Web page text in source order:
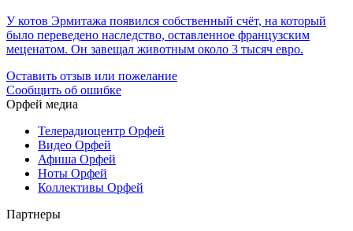
У котов Эрмитажа появился собственный счёт, на который
было переведено наследство, оставленное французским
меценатом. Он завещал животным около 3 тысяч евро.
Оставить отзыв или пожелание
Сообщить об ошибке
Орфей медиа
Телерадиоцентр Орфей
Видео Орфей
Афиша Орфей
Ноты Орфей
Коллективы Орфей
Партнеры